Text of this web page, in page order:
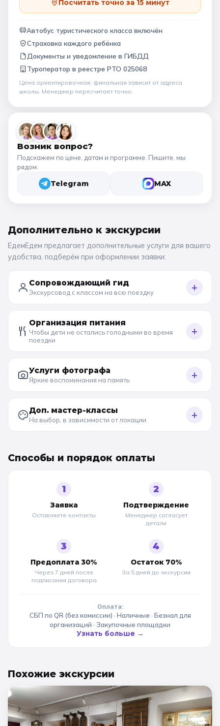
Посчитать точно за 15 минут
Автобус туристического класса включён
Страховка каждого ребёнка
Документы и уведомление в ГИБДД
Туроператор в реестре РТО 025068
Цена ориентировочная: финальная зависит от адреса
школы. Менеджер пересчитает точно.
Возник вопрос?
Подскажем по цене, датам и программе. Пишите, мы
рядом.
Telegram MAX
Дополнительно к экскурсии
ЕдемЕдем предлагает дополнительные услуги для вашего
удобства, подберём при оформлении заявки:
Сопровождающий гид
Экскурсовод с классом на всю поездку +
Организация питания
Чтобы дети не остались голодными во время
поездки
+
Услуги фотографа
Яркие воспоминания на память +
Доп. мастер-классы
На выбор, в зависимости от локации +
Способы и порядок оплаты
1
Заявка
Оставляете контакты
2
Подтверждение
Менеджер согласует
детали
3
Предоплата 30%
Через 7 дней после
подписания договора
4
Остаток 70%
За 5 дней до экскурсии
Оплата:
СБП по QR (без комиссии) · Наличные · Безнал для
организаций · Закупочные площадки
Узнать больше →
Похожие экскурсии